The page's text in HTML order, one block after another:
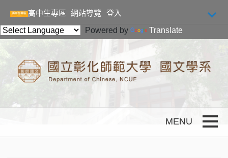
高中生專區
網站導覽
登入
Powered by
Translate